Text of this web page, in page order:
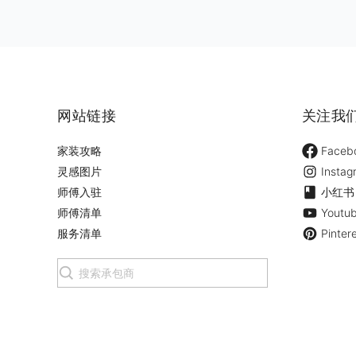
网站链接
家装攻略
灵感图片
师傅入驻
师傅清单
服务清单
关注我
小红书